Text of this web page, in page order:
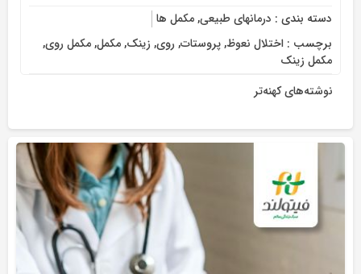
دسته بندی : درمانهای طبیعی,مکمل ها
برچسب : اختلال نعوظ,پروستات, روی, زینک,مکمل,مکمل روی,
مکمل زینک
راهبری
نوشته‌ها
نوشته‌های کهنه‌تر